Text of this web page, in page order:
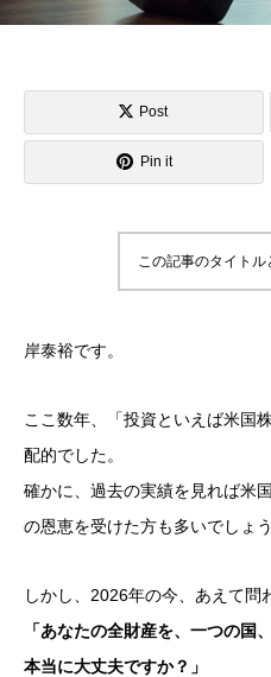
Post
Pin it
この記事のタイト
岸泰裕です。
ここ数年、「投資といえば米国
配的でした。
確かに、過去の実績を見れば米
の恩恵を受けた方も多いでしょう
しかし、2026年の今、あえて問
「あなたの全財産を、一つの国
本当に大丈夫ですか？」